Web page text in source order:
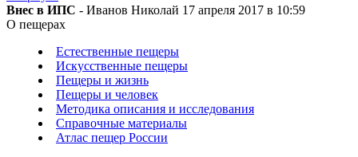
Внес в ИПС - Иванов Николай 17 апреля 2017 в 10:59
О пещерах
Естественные пещеры
Искусственные пещеры
Пещеры и жизнь
Пещеры и человек
Методика описания и исследования
Справочные материалы
Атлас пещер России